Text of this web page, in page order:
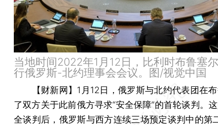
当地时间2022年1月12日，比利时布鲁塞
行俄罗斯-北约理事会会议。图/视觉中国
【财新网】 1月12日，俄罗斯与北约代表团在
了双方关于此前俄方寻求“安全保障”的首轮谈判。
全谈判后，俄罗斯与西方连续三场预定谈判中的第